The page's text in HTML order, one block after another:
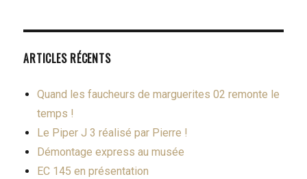
ARTICLES RÉCENTS
Quand les faucheurs de marguerites 02 remonte le
temps !
Le Piper J 3 réalisé par Pierre !
Démontage express au musée
EC 145 en présentation